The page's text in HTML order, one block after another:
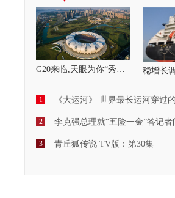
1 《大运河》 世界最长运河穿过
2 李克强总理就“五险一金”答记者
3 青丘狐传说 TV版：第30集